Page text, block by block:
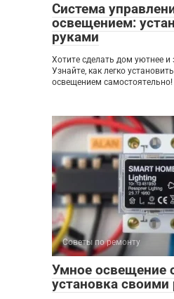
Система
освещением:
руками
Хотите сделать дом уютнее и
Узнайте, как легко
освещением самостоятельно!
Советы по ремонту
Умное освещение
установка своими